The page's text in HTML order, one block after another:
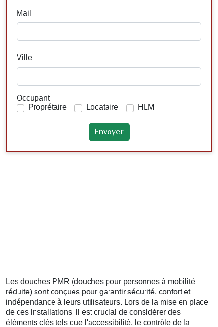
Mail
Ville
Occupant
Proprétaire
Locataire HLM
Les douches PMR (douches pour personnes à mobilité
réduite) sont conçues pour garantir sécurité, confort et
indépendance à leurs utilisateurs. Lors de la mise en place
de ces installations, il est crucial de considérer des
éléments clés tels que l'accessibilité, le contrôle de la